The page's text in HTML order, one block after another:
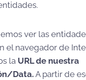
ver las
el navegador de
la URL de nuestra
Data. A partir de